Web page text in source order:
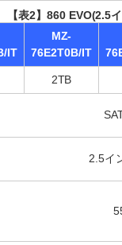
【表2】860 EVO(2.5
IT
MZ-
76E2T0B/IT
2TB
2.5イ